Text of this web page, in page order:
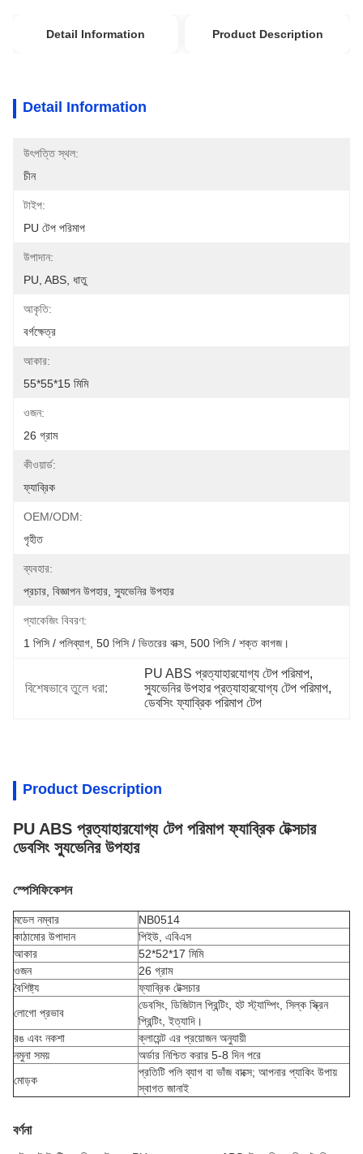
Detail Information Product Description
Detail Information
উৎপত্তি স্থল:
চীন
টাইপ:
PU টেপ পরিমাপ
উপাদান:
PU, ABS, ধাতু
আকৃতি:
বর্গক্ষেত্র
আকার:
55*55*15 মিমি
ওজন:
26 গ্রাম
কীওয়ার্ড:
ফ্যাব্রিক
OEM/ODM:
গৃহীত
ব্যবহার:
প্রচার, বিজ্ঞাপন উপহার, স্যুভেনির উপহার
প্যাকেজিং বিবরণ:
1 পিসি / পলিব্যাগ, 50 পিসি / ভিতরের বাক্স, 500 পিসি / শক্ত কাগজ।
বিশেষভাবে তুলে ধরা:
PU ABS প্রত্যাহারযোগ্য টেপ পরিমাপ,
স্যুভেনির উপহার প্রত্যাহারযোগ্য টেপ পরিমাপ,
ডেবসিং ফ্যাব্রিক পরিমাপ টেপ
Product Description
PU ABS প্রত্যাহারযোগ্য টেপ পরিমাপ ফ্যাব্রিক টেক্সচার
ডেবসিং স্যুভেনির উপহার
স্পেসিফিকেশন
মডেল নম্বার
NB0514
কাঠামোর উপাদান
পিইউ, এবিএস
আকার
52*52*17 মিমি
ওজন
26 গ্রাম
বৈশিষ্ট্য
ফ্যাব্রিক টেক্সচার
লোগো প্রভাব
ডেবসিং, ডিজিটাল প্রিন্টিং, হট স্ট্যাম্পিং, সিল্ক স্ক্রিন
প্রিন্টিং, ইত্যাদি।
রঙ এবং নকশা
ক্লায়েন্ট এর প্রয়োজন অনুযায়ী
নমুনা সময়
অর্ডার নিশ্চিত করার 5-8 দিন পরে
মোড়ক
প্রতিটি পলি ব্যাগ বা ভাঁজ বাক্সে; আপনার প্যাকিং উপায়
স্বাগত জানাই
বর্ণনা